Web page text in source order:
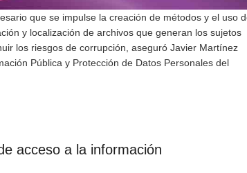
que se impulse la creación de métodos y el uso
y localización de archivos que generan los sujetos
los riesgos de corrupción, aseguró Javier Martínez
Pública y Protección de Datos Personales del
acceso a la información